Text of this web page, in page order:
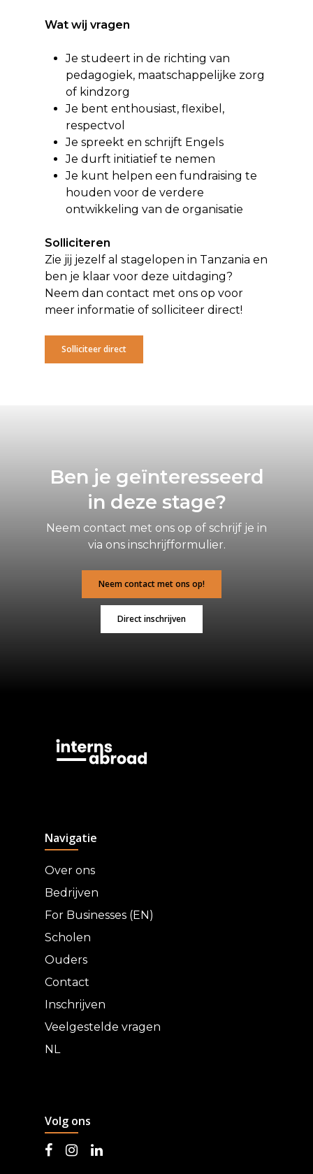
Wat wij vragen
Je studeert in de richting van
pedagogiek, maatschappelijke zorg
of kindzorg
Je bent enthousiast, flexibel,
respectvol
Je spreekt en schrijft Engels
Je durft initiatief te nemen
Je kunt helpen een fundraising te
houden voor de verdere
ontwikkeling van de organisatie
Solliciteren
Zie jij jezelf al stagelopen in Tanzania en
ben je klaar voor deze uitdaging?
Neem dan contact met ons op voor
meer informatie of solliciteer direct!
Solliciteer direct
Ben je geïnteresseerd
in deze stage?
Neem contact met ons op of schrijf je in
via ons inschrijfformulier.
Neem contact met ons op!
Direct inschrijven
Navigatie
Over ons
Bedrijven
For Businesses (EN)
Scholen
Ouders
Contact
Inschrijven
Veelgestelde vragen
NL
Volg ons